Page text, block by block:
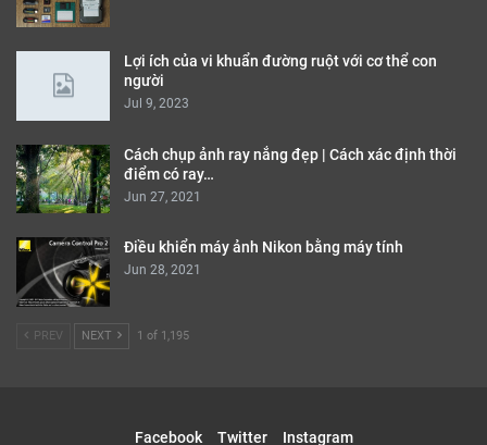
Lợi ích của vi khuẩn đường ruột với cơ thể con
người
Jul 9, 2023
Cách chụp ảnh ray nắng đẹp | Cách xác định thời
điểm có ray…
Jun 27, 2021
Điều khiển máy ảnh Nikon bằng máy tính
Jun 28, 2021
PREV NEXT 1 of 1,195
Facebook Twitter Instagram